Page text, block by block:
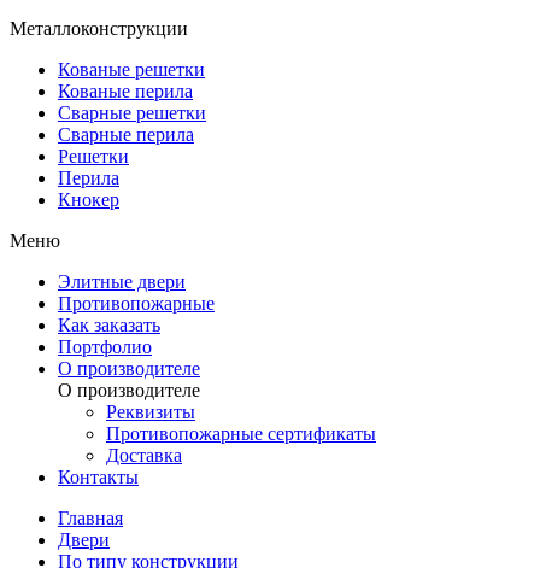
Металлоконструкции
Кованые решетки
Кованые перила
Сварные решетки
Сварные перила
Решетки
Перила
Кнокер
Меню
Элитные двери
Противопожарные
Как заказать
Портфолио
О производителе
О производителе
Реквизиты
Противопожарные сертификаты
Доставка
Контакты
Главная
Двери
По типу конструкции